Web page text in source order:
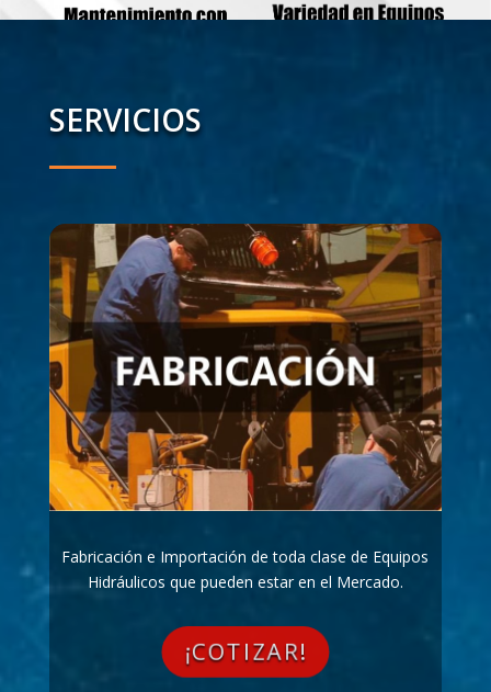
SERVICIOS
Fabricación e Importación de toda clase de Equipos
Hidráulicos que pueden estar en el Mercado.
¡COTIZAR!